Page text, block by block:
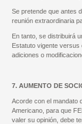
Se pretende que antes
reunión extraordinaria
En tanto, se distribuirá
Estatuto vigente versus
adiciones o
7. AUMENTO DE
Acorde con el mandato
Americano, para que
valer su opinión, debe